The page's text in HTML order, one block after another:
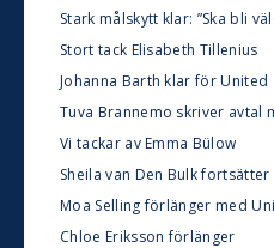
Stark målskytt klar: ”Ska bli
Stort tack Elisabeth Tillenius
Johanna Barth klar för United
Tuva Brannemo skriver avtal
Vi tackar av Emma Bülow
Sheila van Den Bulk
Moa Selling förlänger med
Chloe Eriksson förlänger